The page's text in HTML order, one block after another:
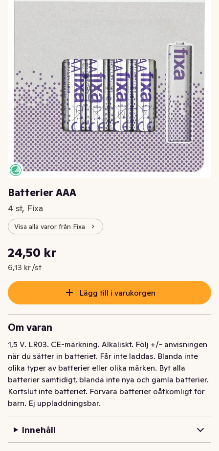
Batterier AAA
4 st, Fixa
Visa alla varor från Fixa
Nuvarande pris är: 24,50 kr
24,50 kr
6,13 kr /st
Styckpris: 6,13 kr /st
Lägg till i varukorgen
Om varan
1,5 V. LR03. CE-märkning. Alkaliskt. Följ +/- anvisningen
när du sätter in batteriet. Får inte laddas. Blanda inte
olika typer av batterier eller olika märken. Byt alla
batterier samtidigt, blanda inte nya och gamla batterier.
Kortslut inte batteriet. Förvara batterier oåtkomligt för
barn. Ej uppladdningsbar.
Innehåll